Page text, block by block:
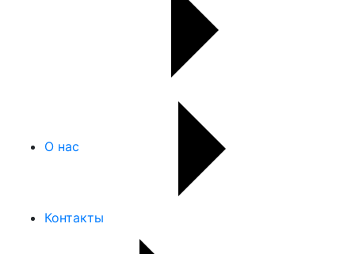
О нас
Контакты